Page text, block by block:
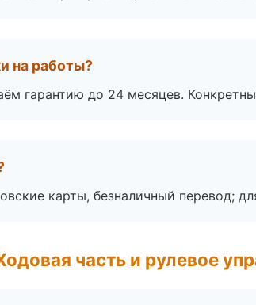
на работы?
гарантию до 24 месяцев.
карты, безналичный перевод;
часть и рулевое